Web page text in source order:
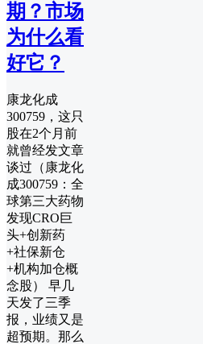
期？市场
为什么看
好它？
康龙化成
300759，这只
股在2个月前
就曾经发文章
谈过（康龙化
成300759：全
球第三大药物
发现CRO巨
头+创新药
+社保新仓
+机构加仓概
念股） 早几
天发了三季
报，业绩又是
超预期。那么